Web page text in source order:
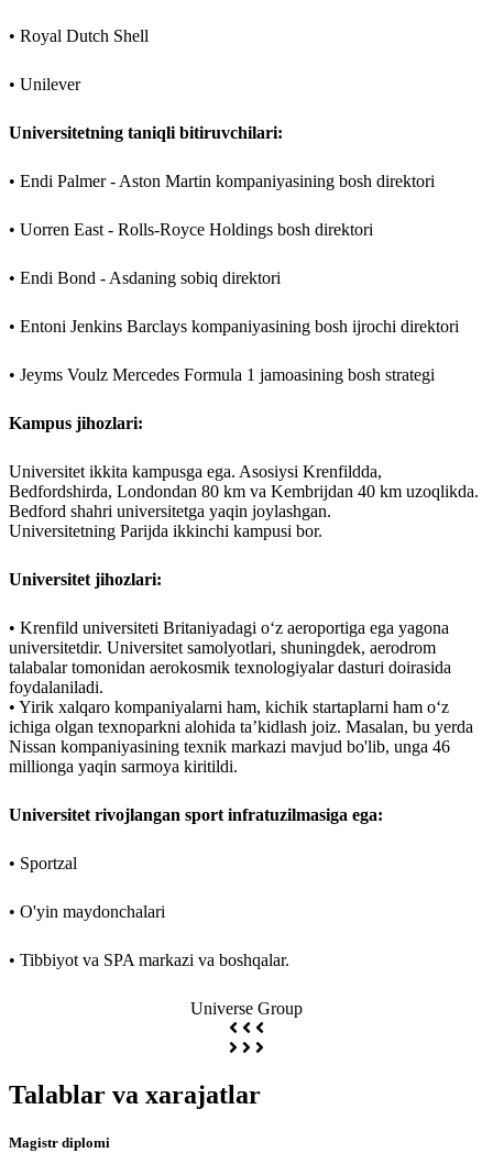
• Royal Dutch Shell
• Unilever
Universitetning taniqli bitiruvchilari:
• Endi Palmer - Aston Martin kompaniyasining bosh direktori
• Uorren East - Rolls-Royce Holdings bosh direktori
• Endi Bond - Asdaning sobiq direktori
• Entoni Jenkins Barclays kompaniyasining bosh ijrochi direktori
• Jeyms Voulz Mercedes Formula 1 jamoasining bosh strategi
Kampus jihozlari:
Universitet ikkita kampusga ega. Asosiysi Krenfildda,
Bedfordshirda, Londondan 80 km va Kembrijdan 40 km uzoqlikda.
Bedford shahri universitetga yaqin joylashgan.
Universitetning Parijda ikkinchi kampusi bor.
Universitet jihozlari:
• Krenfild universiteti Britaniyadagi o‘z aeroportiga ega yagona
universitetdir. Universitet samolyotlari, shuningdek, aerodrom
talabalar tomonidan aerokosmik texnologiyalar dasturi doirasida
foydalaniladi.
• Yirik xalqaro kompaniyalarni ham, kichik startaplarni ham o‘z
ichiga olgan texnoparkni alohida ta’kidlash joiz. Masalan, bu yerda
Nissan kompaniyasining texnik markazi mavjud bo'lib, unga 46
millionga yaqin sarmoya kiritildi.
Universitet rivojlangan sport infratuzilmasiga ega:
• Sportzal
• O'yin maydonchalari
• Tibbiyot va SPA markazi va boshqalar.
Universe Group
Talablar va xarajatlar
Magistr diplomi